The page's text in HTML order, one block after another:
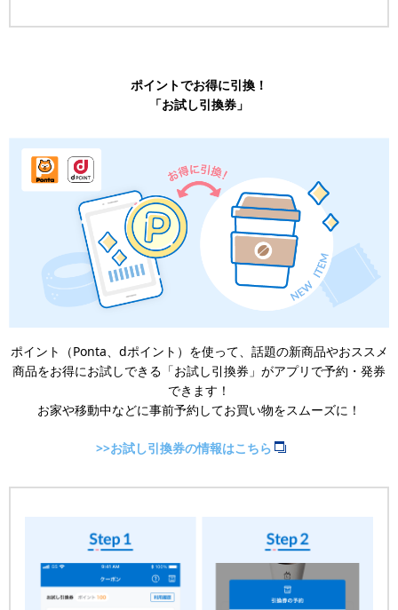
ポイントでお得に引換！
「お試し引換券」
ポイント（Ponta、dポイント）を使って、話題の新商品やおススメ
商品をお得にお試しできる「お試し引換券」がアプリで予約・発券
できます！
お家や移動中などに事前予約してお買い物をスムーズに！
>>お試し引換券の情報はこちら